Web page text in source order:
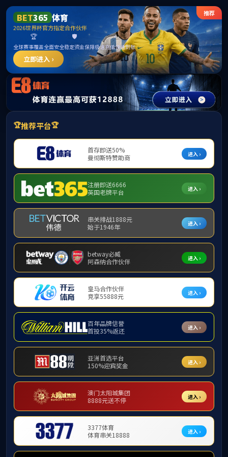
365英国上市公司(CHN-VIP认证)官网|Official
Website
提示：访问地址无效，allen-bradley-1391-aa22找不到对应的栏目！
首页 关闭此页